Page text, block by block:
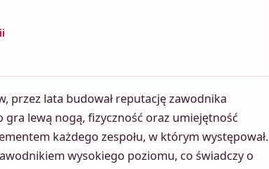
przez lata budował reputację zawodnika
lewą nogą, fizyczność oraz umiejętność
każdego zespołu, w którym występował.
wysokiego poziomu, co świadczy o